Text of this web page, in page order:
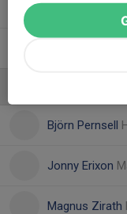
51. Sebastian
58. Casper
Björn Pernsell
Jonny Erixon
Magnus Zirath